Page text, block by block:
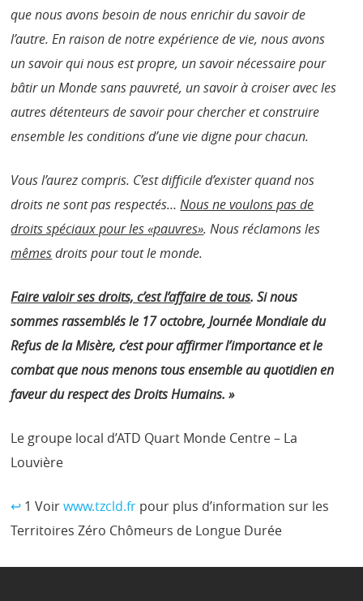
que nous avons besoin de nous enrichir du savoir de
l’autre. En raison de notre expérience de vie, nous avons
un savoir qui nous est propre, un savoir nécessaire pour
bâtir un Monde sans pauvreté, un savoir à croiser avec les
autres détenteurs de savoir pour chercher et construire
ensemble les conditions d’une vie digne pour chacun.
Vous l’aurez compris. C’est difficile d’exister quand nos
droits ne sont pas respectés…Nous ne voulons pas de
droits spéciaux pour les «pauvres». Nous réclamons les
mêmesdroits pour tout le monde.
Faire valoir ses droits, c’est l’affaire de tous. Si nous
sommes rassemblés le 17 octobre, Journée Mondiale du
Refus de la Misère, c’est pour affirmer l’importance et le
combat que nous menons tous ensemble au quotidien en
faveur du respect des Droits Humains. »
Le groupe local d’ATD Quart Monde Centre – La
Louvière
↩ 1 Voirwww.tzcld.fr pour plus d’information sur les
Territoires Zéro Chômeurs de Longue Durée